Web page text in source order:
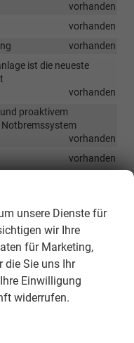
vorhanden
vorhanden
vorhanden
ist die neueste
vorhanden
proaktivem
vorhanden
vorhanden
für Hindernisse mit
vorhanden
für hinten
unsere Dienste für
wir Ihre
für Marketing,
die Sie uns Ihr
Einwilligung
widerrufen.